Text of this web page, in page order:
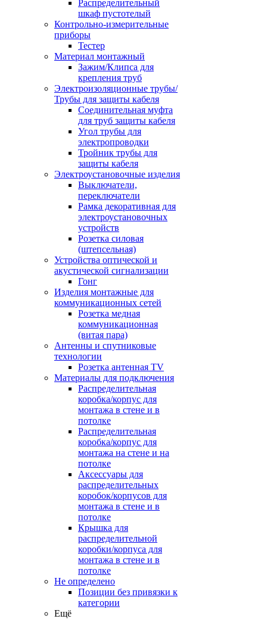
Распределительный
шкаф пустотелый
Контрольно-измерительные
приборы
Тестер
Материал монтажный
Зажим/Клипса для
крепления труб
Электроизоляционные трубы/
Трубы для защиты кабеля
Соединительная муфта
для труб защиты кабеля
Угол трубы для
электропроводки
Тройник трубы для
защиты кабеля
Электроустановочные изделия
Выключатели,
переключатели
Рамка декоративная для
электроустановочных
устройств
Розетка силовая
(штепсельная)
Устройства оптической и
акустической сигнализации
Гонг
Изделия монтажные для
коммуникационных сетей
Розетка медная
коммуникационная
(витая пара)
Антенны и спутниковые
технологии
Розетка антенная TV
Материалы для подключения
Распределительная
коробка/корпус для
монтажа в стене и в
потолке
Распределительная
коробка/корпус для
монтажа на стене и на
потолке
Аксессуары для
распределительных
коробок/корпусов для
монтажа в стене и в
потолке
Крышка для
распределительной
коробки/корпуса для
монтажа в стене и в
потолке
Не определено
Позиции без привязки к
категории
Ещё